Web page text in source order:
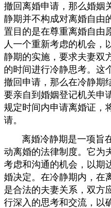
撤回离婚申请，那么婚姻
静期并不构成对离婚自由
置目的是在尊重离婚自由
人一个重新考虑的机会，
静期的实施，要求夫妻双
的时间进行冷静思考。这
撤回申请，那么在冷静期
要亲自到婚姻登记机关申
规定时间内申请离婚证，
请。
离婚冷静期是一项旨
动离婚的法律制度。它为
考虑和沟通的机会，以期
婚决定。在冷静期内，在
是合法的夫妻关系 ， 双方
行深入的思考和交流，以